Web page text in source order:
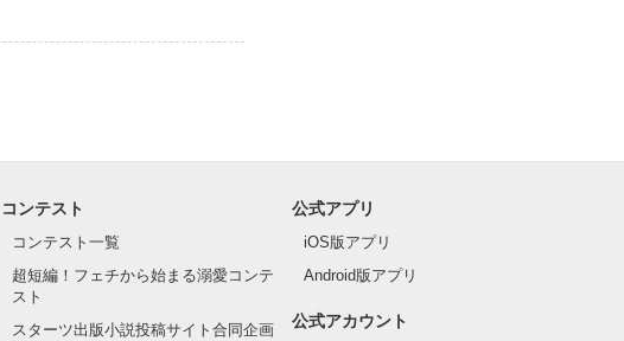
コンテスト
コンテスト一覧
超短編！フェチから始まる溺愛コンテ
スト
スターツ出版小説投稿サイト合同企画
公式アプリ
iOS版アプリ
Android版アプリ
公式アカウント